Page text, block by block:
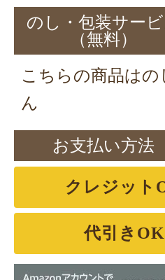
のし・包装サービ
（無料）
こちらの商品は
ん
お支払い方法
クレジット
代引きOK